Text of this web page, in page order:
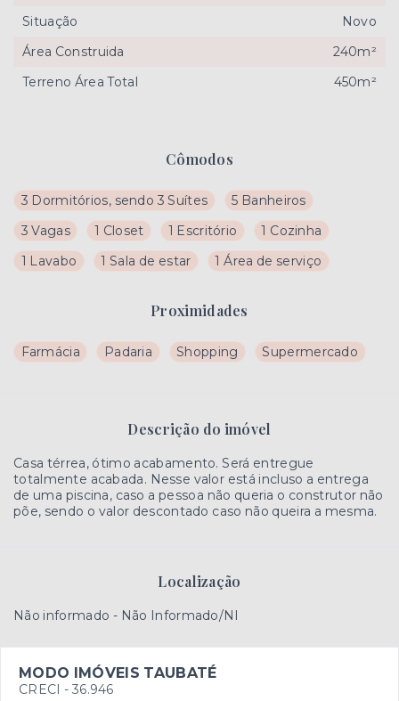
Cômodos
3 Dormitórios, sendo 3 Suítes
5 Banheiros
3 Vagas
1 Closet 1 Escritório
1 Cozinha
1 Lavabo
1 Sala de estar 1 Área de serviço
Proximidades
Farmácia Padaria Shopping Supermercado
Descrição do imóvel
Casa térrea, ótimo acabamento. Será entregue
totalmente acabada. Nesse valor está incluso a entrega
de uma piscina, caso a pessoa não queria o construtor não
põe, sendo o valor descontado caso não queira a mesma.
Localização
Não informado - Não Informado/NI
Situação
Novo
Área Construida
240m²
Terreno Área Total
450m²
MODO IMÓVEIS TAUBATÉ
CRECI - 36.946